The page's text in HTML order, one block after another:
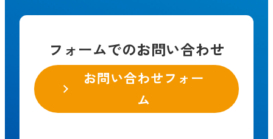
フォームでのお問い合わせ
お問い合わせフォー
ム